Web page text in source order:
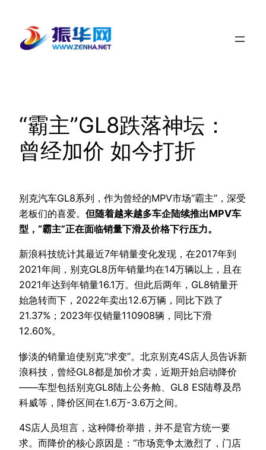
“霸主”GL8跌落神坛：
曾经加价 如今打折
别克汽车GL8系列，作为曾经的MPV市场“霸主”，深受
老板们的喜爱。 但随着越来越多车企陆续推出MPV车
型，“霸主”正在面临销量下滑及价格下行压力。
新浪科技统计其最近7年销量变化发现，在2017年到
2021年间，别克GL8历年销量均在14万辆以上，且在
2021年达到年销量16.1万。但此后两年，GL8销量开
始急转而下，2022年卖出12.6万辆，同比下跌了
21.37%；2023年仅销量110908辆，同比下滑
12.60%。
惨淡的销量迫使别克“求变”。北京别克4S店人员告诉新
浪科技，曾经GL8都是加价才卖，近期开始启动降价
——车型包括别克GL8陆上公务舱、GL8 ES陆尊及昂
科威等，降价区间在1.6万-3.6万之间。
4S店人员坦言，这种降价举措，并不是官方统一要
求。而降价的核心原因是：“市场竞争太激烈了，门店